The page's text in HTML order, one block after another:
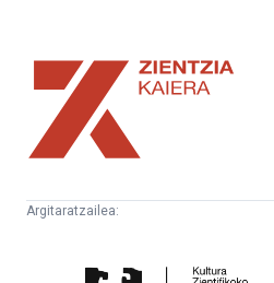
Zientzia
Kaiera
Argitaratzailea:
Zientifikoko